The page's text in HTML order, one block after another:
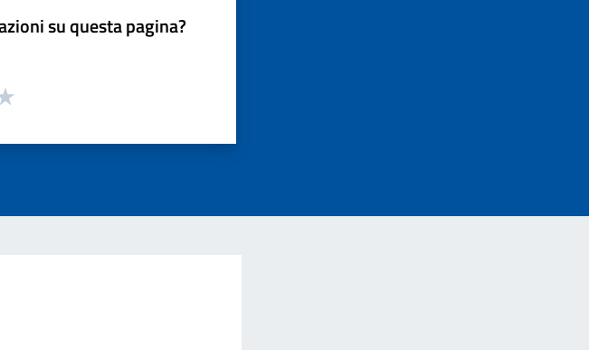
su questa pagina?